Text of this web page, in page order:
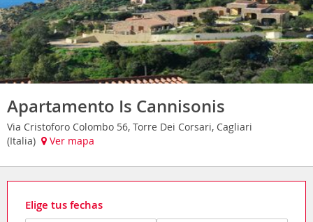
Apartamento Is Cannisonis
Via Cristoforo Colombo 56, Torre Dei Corsari, Cagliari
(Italia)
Ver mapa
Elige tus fechas